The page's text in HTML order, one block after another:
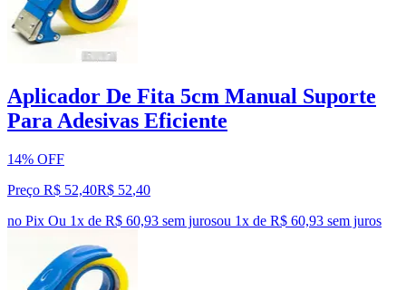
Aplicador De Fita 5cm Manual Suporte
Para Adesivas Eficiente
14% OFF
Preço R$ 52,40R$ 52,40
no Pix Ou 1x de R$ 60,93 sem jurosou 1x de R$ 60,93 sem juros